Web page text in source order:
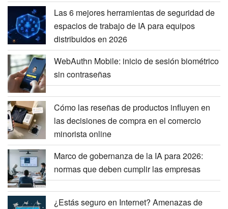
Las 6 mejores herramientas de seguridad de
espacios de trabajo de IA para equipos
distribuidos en 2026
WebAuthn Mobile: inicio de sesión biométrico
sin contraseñas
Cómo las reseñas de productos influyen en
las decisiones de compra en el comercio
minorista online
Marco de gobernanza de la IA para 2026:
normas que deben cumplir las empresas
¿Estás seguro en Internet? Amenazas de